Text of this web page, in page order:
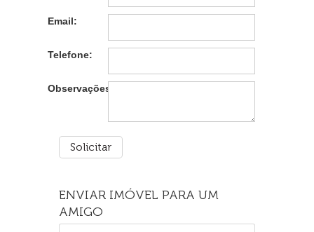
Email:
Telefone:
Observações:
ENVIAR IMÓVEL PARA UM
AMIGO